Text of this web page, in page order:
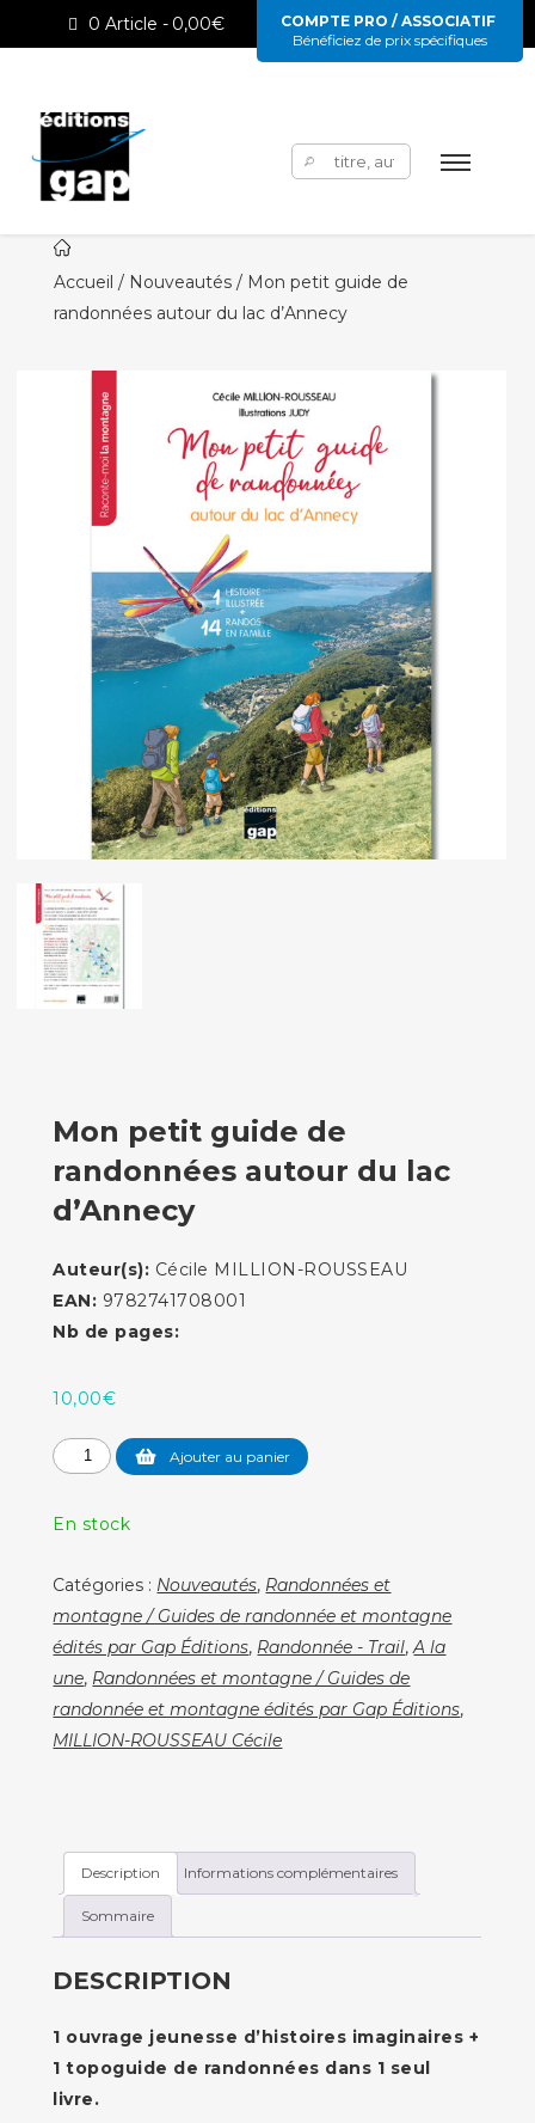
0 Article 0,00€
COMPTE PRO / ASSOCIATIF
Bénéficiez de prix spécifiques
Rechercher :
Accueil / Nouveautés/ Mon petit guide de
randonnées autour du lac d’Annecy
Mon petit guide de
randonnées autour du lac
d’Annecy
Auteur(s): Cécile MILLION-ROUSSEAU
EAN: 9782741708001
Nb de pages:
10,00€
quantité
Mon
guide
de
randonnées
autour
du
lac
Ajouter au panier
En stock
Catégories : Nouveautés, Randonnées et
montagne / Guides de randonnée et montagne
édités par Gap Éditions, Randonnée - Trail,A la
une, Randonnées et montagne / Guides de
randonnée et montagne édités par Gap Éditions,
MILLION-ROUSSEAU Cécile
Description Informations complémentaires
Sommaire
DESCRIPTION
1 ouvrage jeunesse d’histoires imaginaires +
1 topoguide de randonnées dans 1 seul
livre.